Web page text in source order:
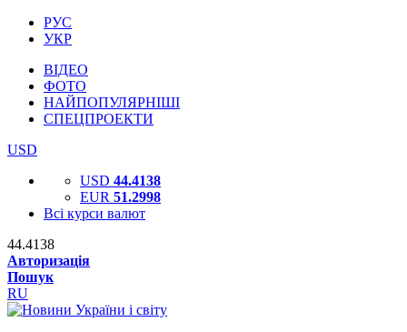
РУС
УКР
ВІДЕО
ФОТО
НАЙПОПУЛЯРНІШІ
СПЕЦПРОЕКТИ
USD
USD 44.4138
EUR 51.2998
Всі курси валют
44.4138
Авторизація
Пошук
RU